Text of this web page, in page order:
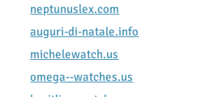
neptunuslex.com
auguri-di-natale.info
michelewatch.us
omega--watches.us